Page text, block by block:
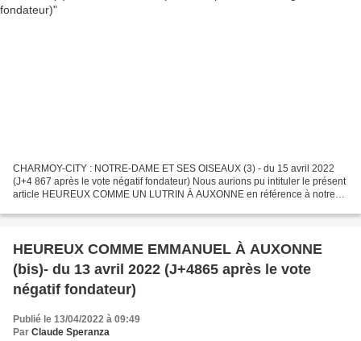
CHARMOY-CITY : NOTRE-DAME ET SES OISEAUX (3) - du 15 avril 2022
(J+4 867 après le vote négatif fondateur) Nous aurions pu intituler le présent
article HEUREUX COMME UN LUTRIN À AUXONNE en référence à notre
HEUREUX COMME EMMANUEL À AUXONNE
(bis)- du 13 avril 2022 (J+4865 après le vote
négatif fondateur)
Publié le 13/04/2022 à 09:49
Par Claude Speranza